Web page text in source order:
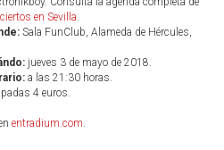
en Sevilla.
Sala FunClub, Alameda de Hércules,
jueves 3 de mayo de 2018.
a las 21:30 horas.
4 euros.
entradium.com.